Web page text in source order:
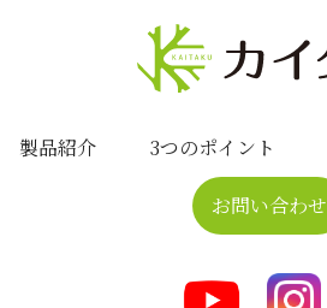
製品紹介 3つのポイント
お問い合わせ